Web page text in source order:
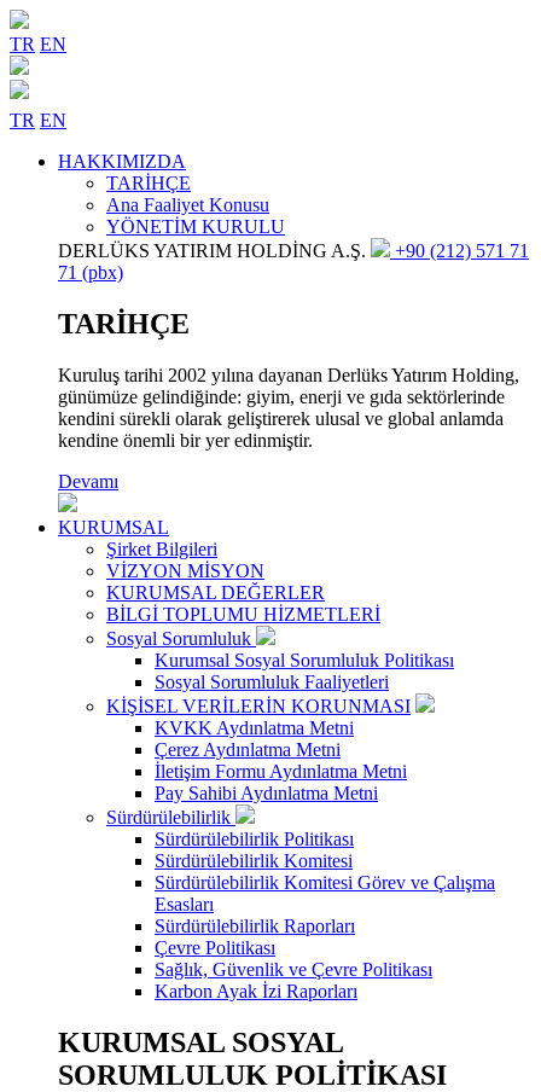
TR EN
TR EN
HAKKIMIZDA
TARİHÇE
Ana Faaliyet Konusu
YÖNETİM KURULU
DERLÜKS YATIRIM HOLDİNG A.Ş.
+90 (212) 571 71
71 (pbx)
TARİHÇE
Kuruluş tarihi 2002 yılına dayanan Derlüks Yatırım Holding,
günümüze gelindiğinde: giyim, enerji ve gıda sektörlerinde
kendini sürekli olarak geliştirerek ulusal ve global anlamda
kendine önemli bir yer edinmiştir.
Devamı
KURUMSAL
Şirket Bilgileri
VİZYON MİSYON
KURUMSAL DEĞERLER
BİLGİ TOPLUMU HİZMETLERİ
Sosyal Sorumluluk
Kurumsal Sosyal Sorumluluk Politikası
Sosyal Sorumluluk Faaliyetleri
KİŞİSEL VERİLERİN KORUNMASI
KVKK Aydınlatma Metni
Çerez Aydınlatma Metni
İletişim Formu Aydınlatma Metni
Pay Sahibi Aydınlatma Metni
Sürdürülebilirlik
Sürdürülebilirlik Politikası
Sürdürülebilirlik Komitesi
Sürdürülebilirlik Komitesi Görev ve Çalışma
Esasları
Sürdürülebilirlik Raporları
Çevre Politikası
Sağlık, Güvenlik ve Çevre Politikası
Karbon Ayak İzi Raporları
KURUMSAL SOSYAL
SORUMLULUK POLİTİKASI